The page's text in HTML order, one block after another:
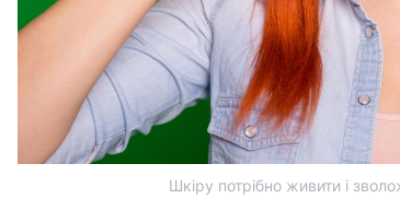
Шкіру потрібно живити і